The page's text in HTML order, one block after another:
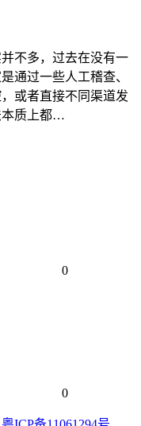
不多，过去在没有一
通过一些人工稽查、
或者直接不同渠道发
本质上都…
0
0